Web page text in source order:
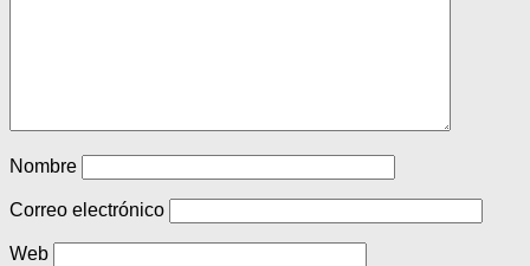
Nombre
Correo electrónico
Web